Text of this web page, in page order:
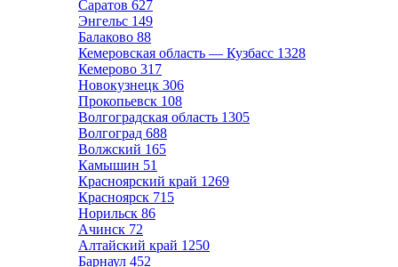
Саратов 627
Энгельс 149
Балаково 88
Кемеровская область — Кузбасс 1328
Кемерово 317
Новокузнецк 306
Прокопьевск 108
Волгоградская область 1305
Волгоград 688
Волжский 165
Камышин 51
Красноярский край 1269
Красноярск 715
Норильск 86
Ачинск 72
Алтайский край 1250
Барнаул 452